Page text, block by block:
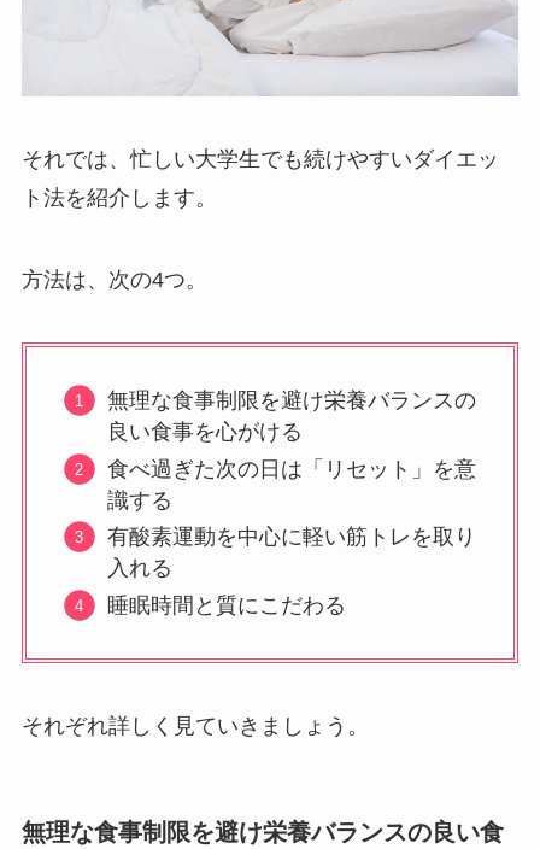
それでは、忙しい大学生でも続けやすいダイエッ
ト法を紹介します。
方法は、次の4つ。
無理な食事制限を避け栄養バランスの
良い食事を心がける
食べ過ぎた次の日は「リセット」を意
識する
有酸素運動を中心に軽い筋トレを取り
入れる
睡眠時間と質にこだわる
それぞれ詳しく見ていきましょう。
無理な食事制限を避け栄養バランスの良い食